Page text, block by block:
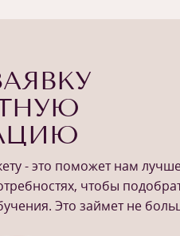
- это поможет нам
чтобы
Это займет не